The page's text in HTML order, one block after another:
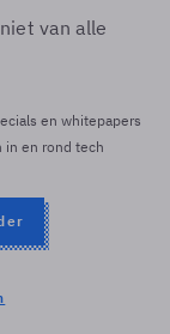
van alle
en whitepapers
in en rond tech